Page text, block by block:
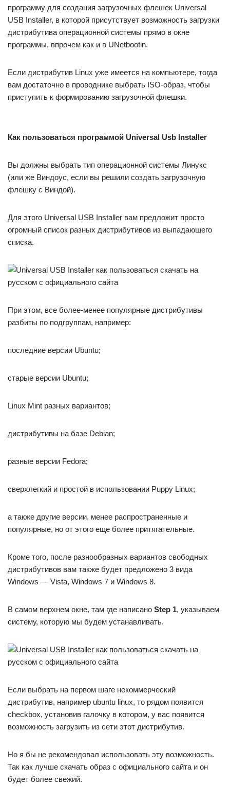
программу для создания загрузочных флешек Universal
USB Installer, в которой присутствует возможность загрузки
дистрибутива операционной системы прямо в окне
программы, впрочем как и в UNetbootin.
Если дистрибутив Linux уже имеется на компьютере, тогда
вам достаточно в проводнике выбрать ISO-образ, чтобы
приступить к формированию загрузочной флешки.
Как пользоваться программой Universal Usb Installer
Вы должны выбрать тип операционной системы Линукс
(или же Виндоус, если вы решили создать загрузочную
флешку с Виндой).
Для этого Universal USB Installer вам предложит просто
огромный список разных дистрибутивов из выпадающего
списка.
При этом, все более-менее популярные дистрибутивы
разбиты по подгруппам, например:
последние версии Ubuntu;
старые версии Ubuntu;
Linux Mint разных вариантов;
дистрибутивы на базе Debian;
разные версии Fedora;
сверхлегкий и простой в использовании Puppy Linux;
а также другие версии, менее распространенные и
популярные, но от этого еще более притягательные.
Кроме того, после разнообразных вариантов свободных
дистрибутивов вам также будет предложено 3 вида
Windows — Vista, Windows 7 и Windows 8.
В самом верхнем окне, там где написано Step 1, указываем
систему, которую мы будем устанавливать.
Если выбрать на первом шаге некоммерческий
дистрибутив, например ubuntu linux, то рядом появится
checkbox, установив галочку в котором, у вас появится
возможность загрузить из сети этот дистрибутив.
Но я бы не рекомендовал использовать эту возможность.
Так как лучше скачать образ с официального сайта и он
будет более свежий.